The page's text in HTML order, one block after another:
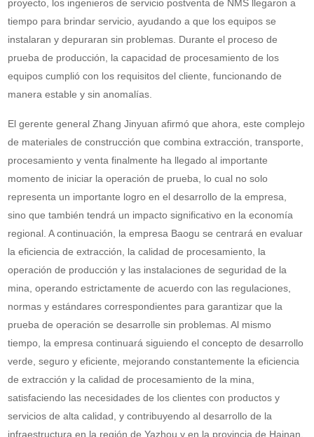
proyecto, los ingenieros de servicio postventa de NMS llegaron a
tiempo para brindar servicio, ayudando a que los equipos se
instalaran y depuraran sin problemas. Durante el proceso de
prueba de producción, la capacidad de procesamiento de los
equipos cumplió con los requisitos del cliente, funcionando de
manera estable y sin anomalías.
El gerente general Zhang Jinyuan afirmó que ahora, este complejo
de materiales de construcción que combina extracción, transporte,
procesamiento y venta finalmente ha llegado al importante
momento de iniciar la operación de prueba, lo cual no solo
representa un importante logro en el desarrollo de la empresa,
sino que también tendrá un impacto significativo en la economía
regional. A continuación, la empresa Baogu se centrará en evaluar
la eficiencia de extracción, la calidad de procesamiento, la
operación de producción y las instalaciones de seguridad de la
mina, operando estrictamente de acuerdo con las regulaciones,
normas y estándares correspondientes para garantizar que la
prueba de operación se desarrolle sin problemas. Al mismo
tiempo, la empresa continuará siguiendo el concepto de desarrollo
verde, seguro y eficiente, mejorando constantemente la eficiencia
de extracción y la calidad de procesamiento de la mina,
satisfaciendo las necesidades de los clientes con productos y
servicios de alta calidad, y contribuyendo al desarrollo de la
infraestructura en la región de Yazhou y en la provincia de Hainan.